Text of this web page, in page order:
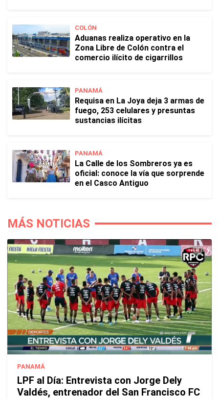
COLÓN
Aduanas realiza operativo en la
Zona Libre de Colón contra el
comercio ilícito de cigarrillos
PANAMÁ
Requisa en La Joya deja 3 armas de
fuego, 253 celulares y presuntas
sustancias ilícitas
PANAMÁ
La Calle de los Sombreros ya es
oficial: conoce la vía que sorprende
en el Casco Antiguo
MÁS NOTICIAS
PANAMÁ
LPF al Día: Entrevista con Jorge Dely
Valdés, entrenador del San Francisco FC